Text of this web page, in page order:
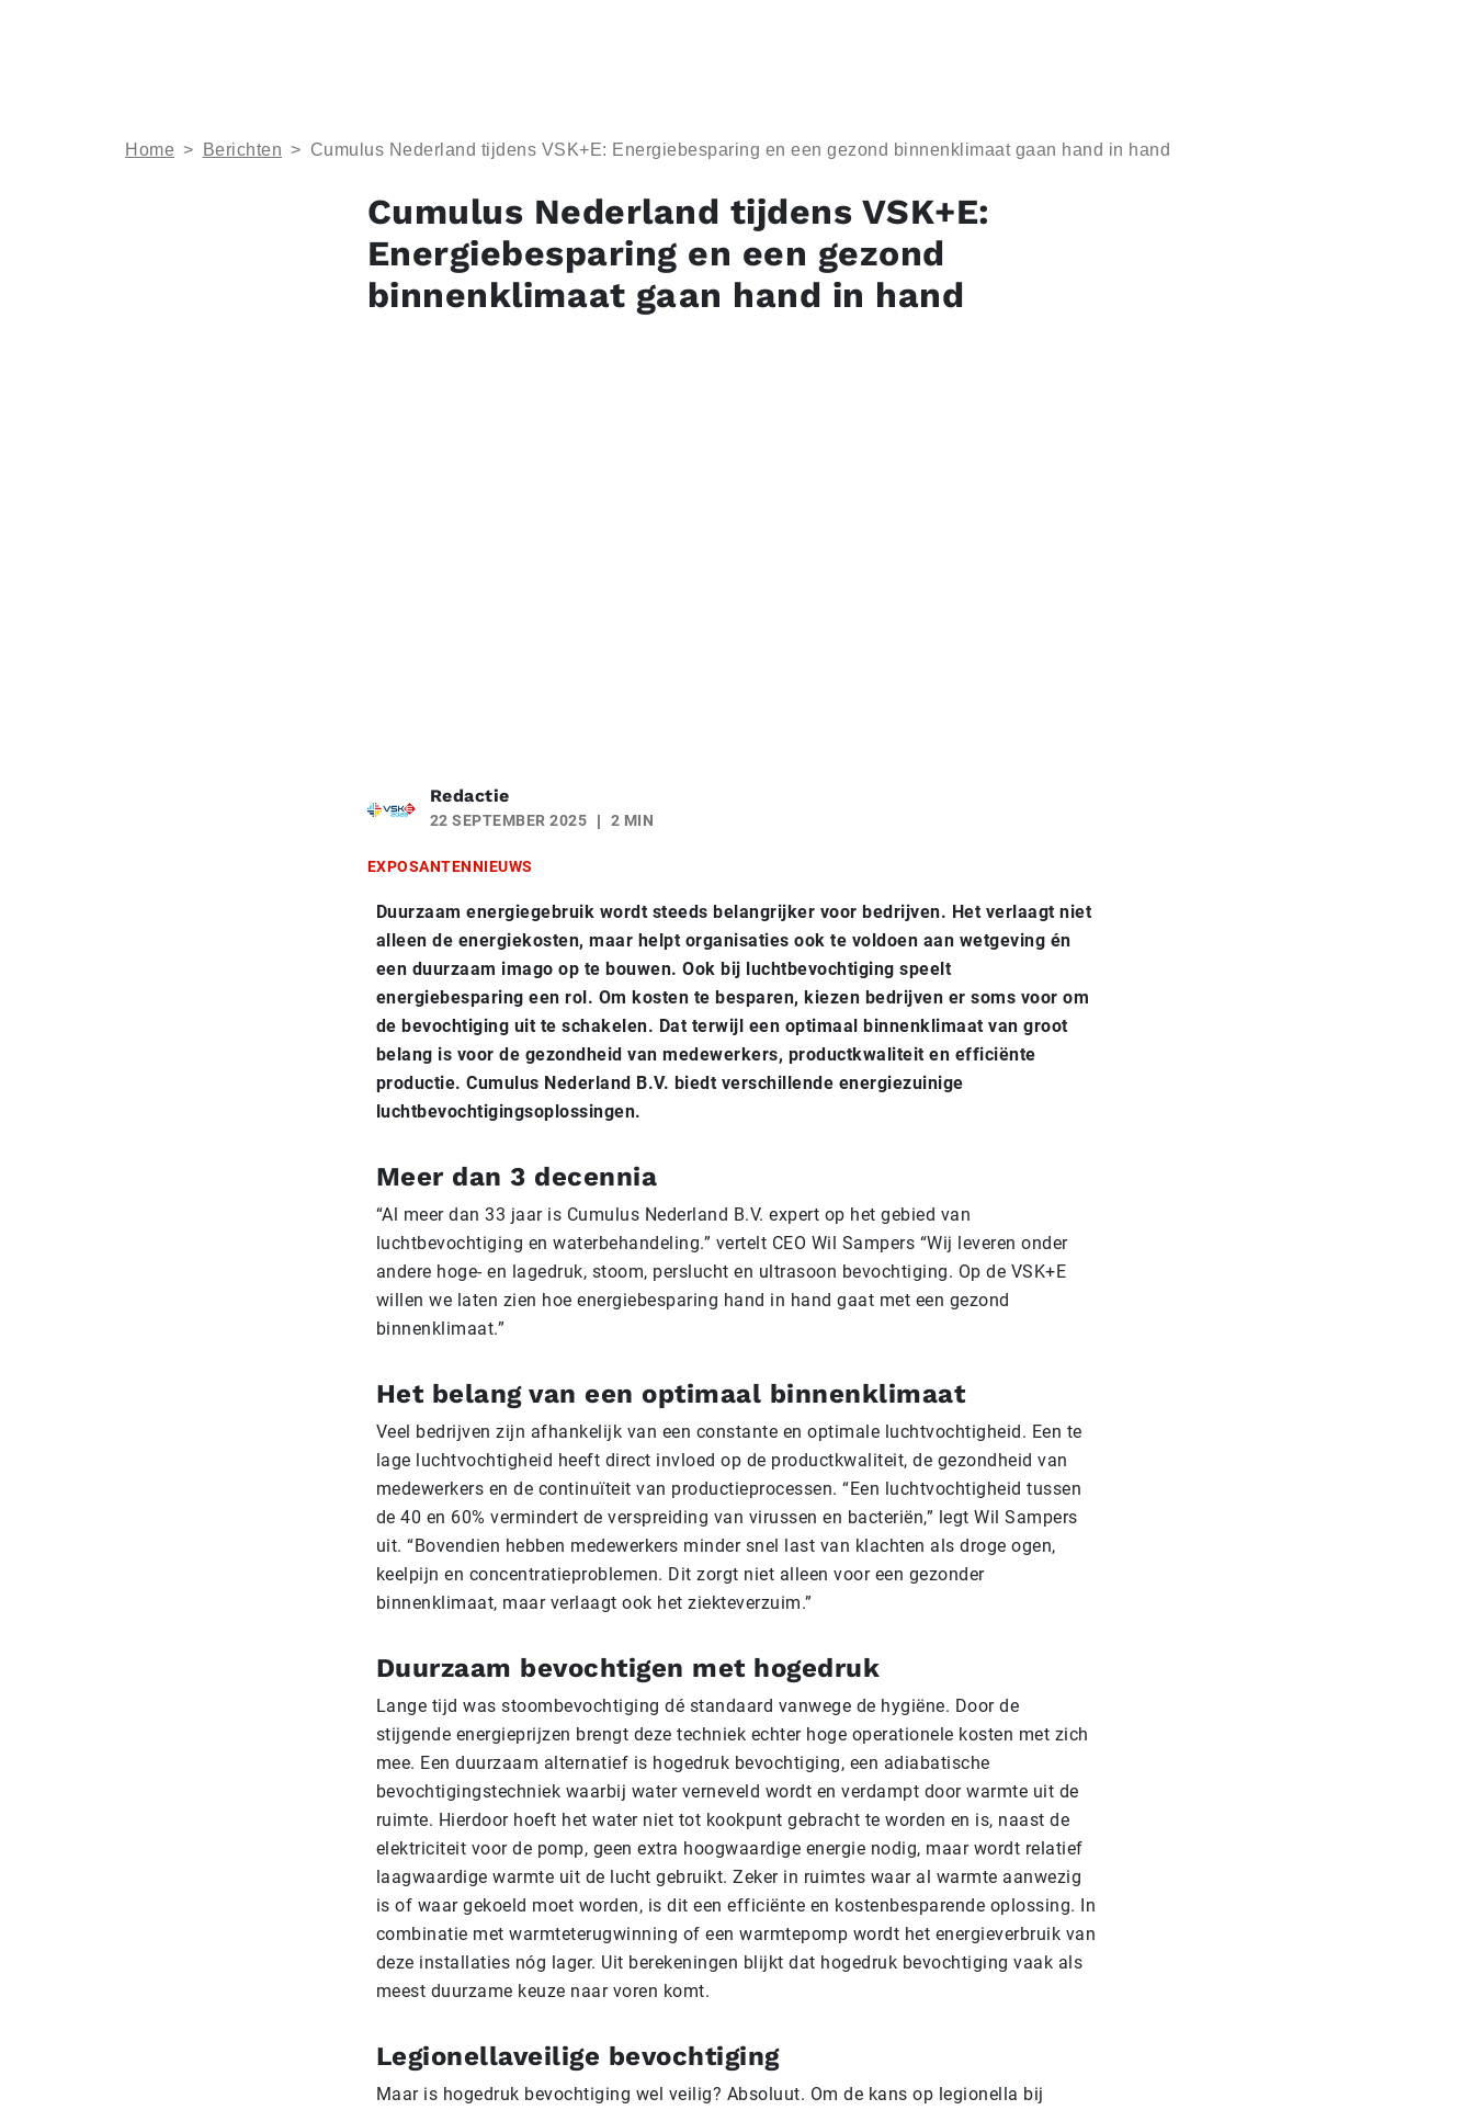
Home > Berichten > Cumulus Nederland tijdens VSK+E: Energiebesparing en een gezond binnenklimaat gaan hand in hand
Cumulus Nederland tijdens VSK+E:
Energiebesparing en een gezond
binnenklimaat gaan hand in hand
Redactie
22 SEPTEMBER 2025 2 MIN
EXPOSANTENNIEUWS
Duurzaam energiegebruik wordt steeds belangrijker voor bedrijven. Het verlaagt niet
alleen de energiekosten, maar helpt organisaties ook te voldoen aan wetgeving én
een duurzaam imago op te bouwen. Ook bij luchtbevochtiging speelt
energiebesparing een rol. Om kosten te besparen, kiezen bedrijven er soms voor om
de bevochtiging uit te schakelen. Dat terwijl een optimaal binnenklimaat van groot
belang is voor de gezondheid van medewerkers, productkwaliteit en efficiënte
productie. Cumulus Nederland B.V. biedt verschillende energiezuinige
luchtbevochtigingsoplossingen.
Meer dan 3 decennia
“Al meer dan 33 jaar is Cumulus Nederland B.V. expert op het gebied van
luchtbevochtiging en waterbehandeling.” vertelt CEO Wil Sampers “Wij leveren onder
andere hoge- en lagedruk, stoom, perslucht en ultrasoon bevochtiging. Op de VSK+E
willen we laten zien hoe energiebesparing hand in hand gaat met een gezond
binnenklimaat.”
Het belang van een optimaal binnenklimaat
Veel bedrijven zijn afhankelijk van een constante en optimale luchtvochtigheid. Een te
lage luchtvochtigheid heeft direct invloed op de productkwaliteit, de gezondheid van
medewerkers en de continuïteit van productieprocessen. “Een luchtvochtigheid tussen
de 40 en 60% vermindert de verspreiding van virussen en bacteriën,” legt Wil Sampers
uit. “Bovendien hebben medewerkers minder snel last van klachten als droge ogen,
keelpijn en concentratieproblemen. Dit zorgt niet alleen voor een gezonder
binnenklimaat, maar verlaagt ook het ziekteverzuim.”
Duurzaam bevochtigen met hogedruk
Lange tijd was stoombevochtiging dé standaard vanwege de hygiëne. Door de
stijgende energieprijzen brengt deze techniek echter hoge operationele kosten met zich
mee. Een duurzaam alternatief is hogedruk bevochtiging, een adiabatische
bevochtigingstechniek waarbij water verneveld wordt en verdampt door warmte uit de
ruimte. Hierdoor hoeft het water niet tot kookpunt gebracht te worden en is, naast de
elektriciteit voor de pomp, geen extra hoogwaardige energie nodig, maar wordt relatief
laagwaardige warmte uit de lucht gebruikt. Zeker in ruimtes waar al warmte aanwezig
is of waar gekoeld moet worden, is dit een efficiënte en kostenbesparende oplossing. In
combinatie met warmteterugwinning of een warmtepomp wordt het energieverbruik van
deze installaties nóg lager. Uit berekeningen blijkt dat hogedruk bevochtiging vaak als
meest duurzame keuze naar voren komt.
Legionellaveilige bevochtiging
Maar is hogedruk bevochtiging wel veilig? Absoluut. Om de kans op legionella bij